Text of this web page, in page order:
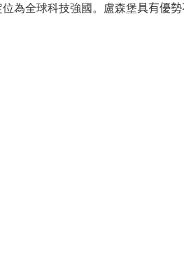
為全球科技強國。盧森堡具有優勢